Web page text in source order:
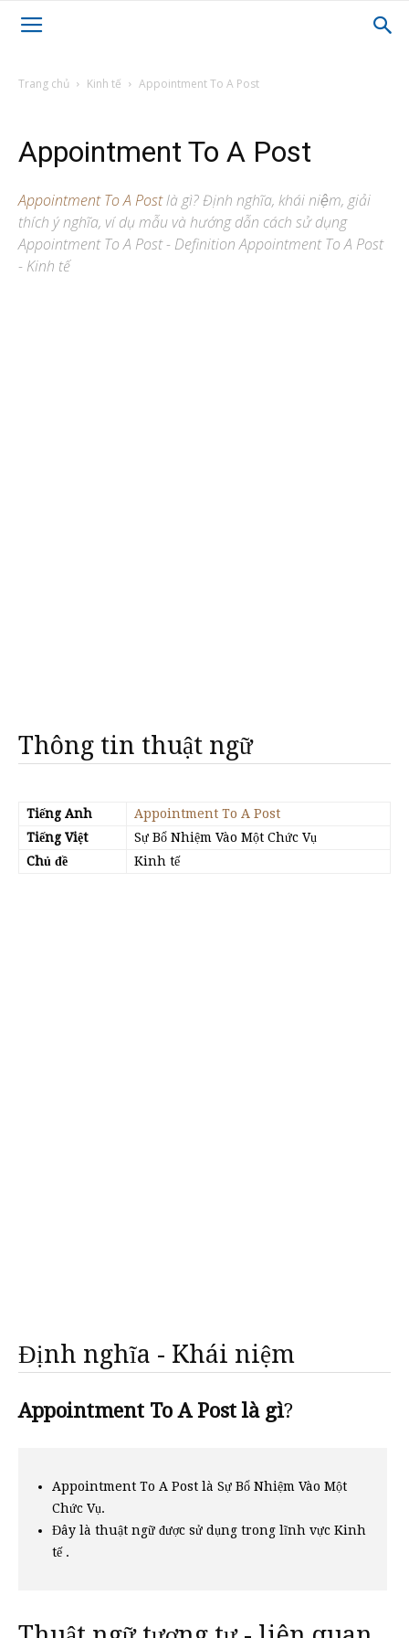
Trang chủ Kinh tế Appointment To A Post
Appointment To A Post
Appointment To A Postlà gì? Định nghĩa, khái niệm, giải
thích ý nghĩa, ví dụ mẫu và hướng dẫn cách sử dụng
Appointment To A Post - Definition Appointment To A Post
- Kinh tế
Thông tin thuật ngữ
Tiếng Anh
Appointment To A Post
Tiếng Việt
Sự Bổ Nhiệm Vào Một Chức Vụ
Chủ đề
Kinh tế
Định nghĩa - Khái niệm
Appointment To A Post là gì?
Appointment To A Post là Sự Bổ Nhiệm Vào Một
Chức Vụ.
Đây là thuật ngữ được sử dụng trong lĩnh vực Kinh
tế .